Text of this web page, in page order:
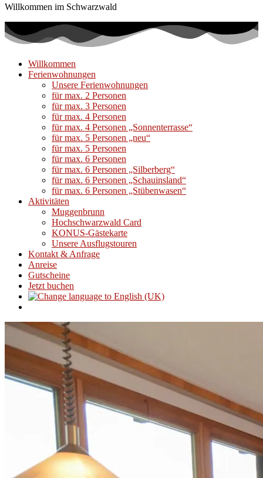
Willkommen im Schwarzwald
Willkommen
Ferienwohnungen
Unsere Ferienwohnungen
für max. 2 Personen
für max. 3 Personen
für max. 4 Personen
für max. 4 Personen „Sonnenterrasse“
für max. 5 Personen „neu“
für max. 5 Personen
für max. 6 Personen
für max. 6 Personen „Silberberg“
für max. 6 Personen „Schauinsland“
für max. 6 Personen „Stübenwasen“
Aktivitäten
Muggenbrunn
Hochschwarzwald Card
KONUS-Gästekarte
Unsere Ausflugstouren
Kontakt & Anfrage
Anreise
Gutscheine
Jetzt buchen